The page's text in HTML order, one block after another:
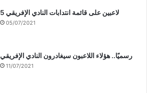
5 لاعبين على قائمة انتدابات النادي الإفريقي
05/07/2021
رسميًا.. هؤلاء اللاعبون سيغادرون النادي الإفريقي
11/07/2021